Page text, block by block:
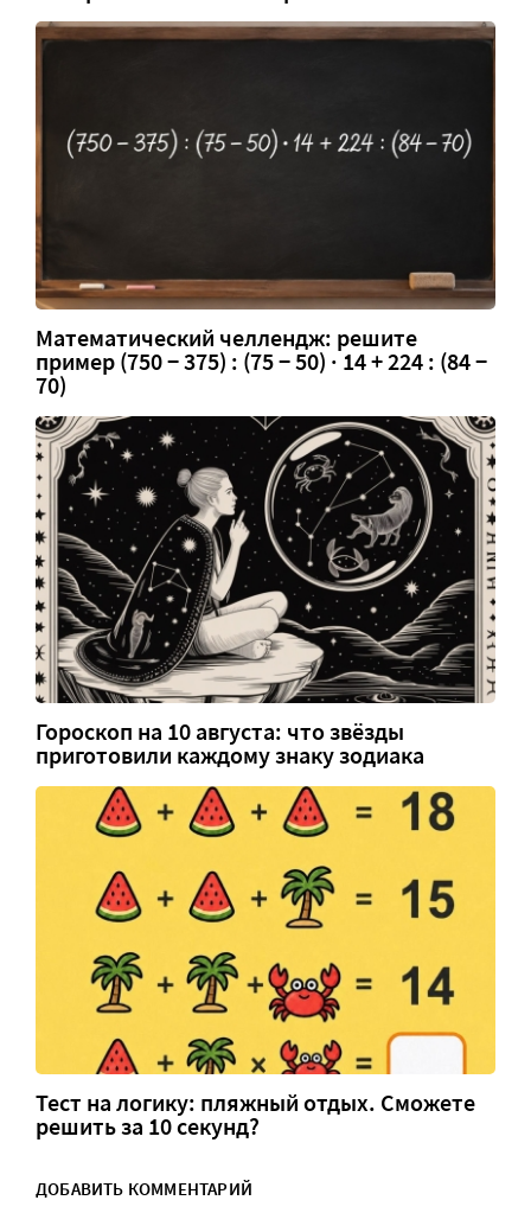
Математический челлендж: решите
пример (750 − 375) : (75 − 50) · 14 + 224 : (84 −
70)
Гороскоп на 10 августа: что звёзды
приготовили каждому знаку зодиака
Тест на логику: пляжный отдых. Сможете
решить за 10 секунд?
ДОБАВИТЬ КОММЕНТАРИЙ